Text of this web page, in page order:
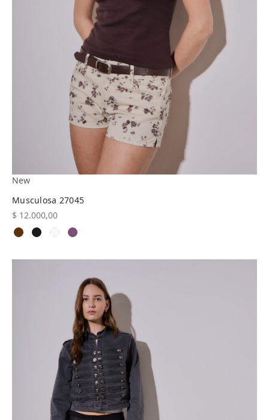
New
Musculosa 27045
$ 12.000,00